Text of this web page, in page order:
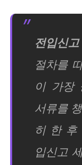
전입신
절차를
이 가장
서류를
히 한 후
입신고